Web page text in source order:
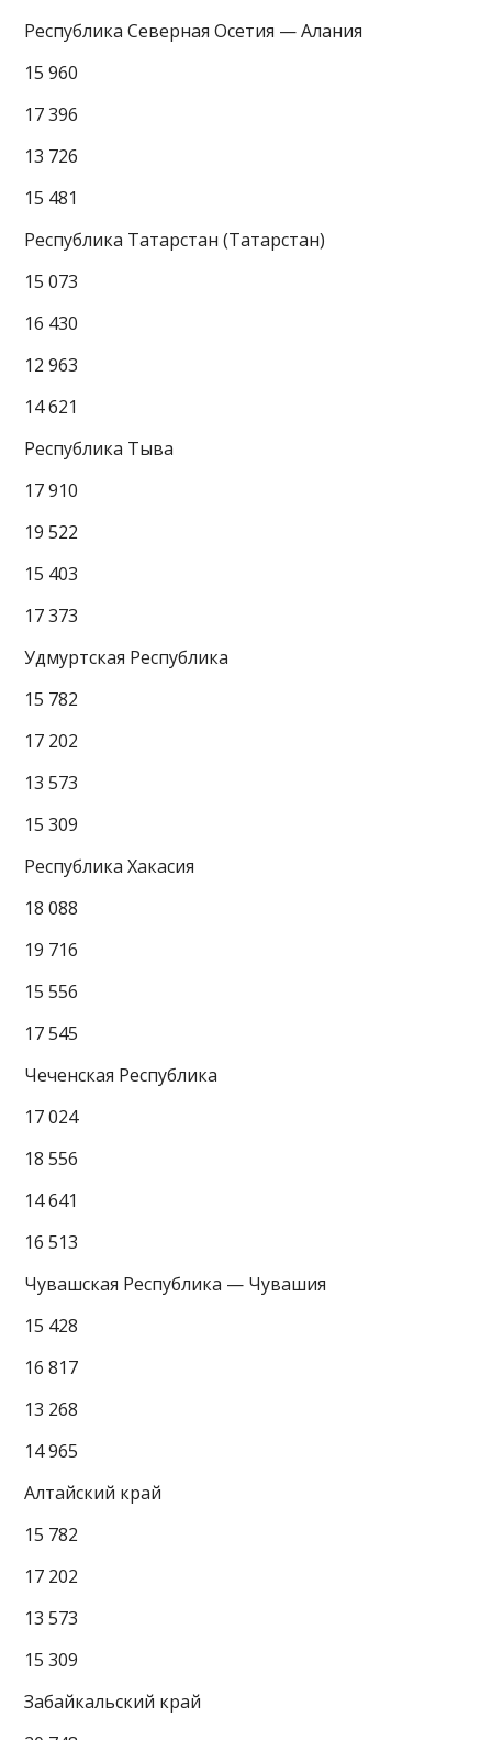
Республика Северная Осетия — Алания
15 960
17 396
13 726
15 481
Республика Татарстан (Татарстан)
15 073
16 430
12 963
14 621
Республика Тыва
17 910
19 522
15 403
17 373
Удмуртская Республика
15 782
17 202
13 573
15 309
Республика Хакасия
18 088
19 716
15 556
17 545
Чеченская Республика
17 024
18 556
14 641
16 513
Чувашская Республика — Чувашия
15 428
16 817
13 268
14 965
Алтайский край
15 782
17 202
13 573
15 309
Забайкальский край